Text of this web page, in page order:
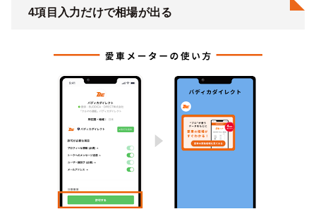
4項目入力だけで相場が出る